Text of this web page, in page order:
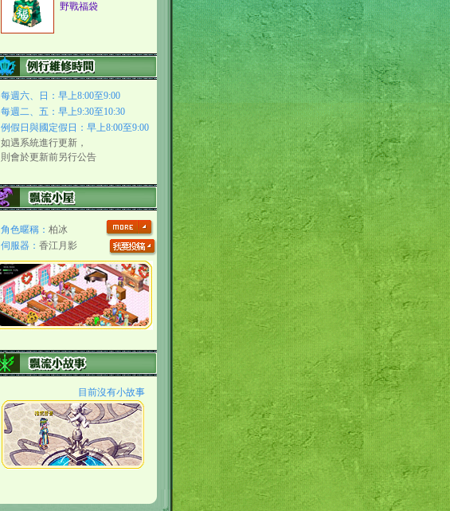
野戰福袋
每週六、日：早上8:00至9:00
每週二、五：早上9:30至10:30
例假日與國定假日：早上8:00至9:00
如遇系統進行更新，
則會於更新前另行公告
角色暱稱： 柏冰
伺服器： 香江月影
目前沒有小故事